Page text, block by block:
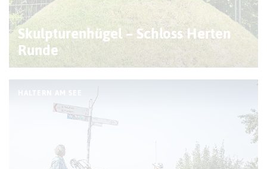
Skulpturenhügel – Schloss Herten
Runde